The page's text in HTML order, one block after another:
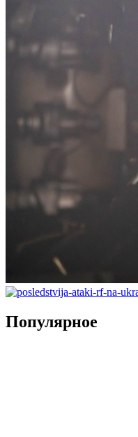
Популярное